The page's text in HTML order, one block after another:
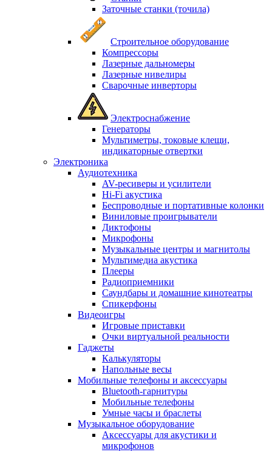
Заточные станки (точила)
Строительное оборудование
Компрессоры
Лазерные дальномеры
Лазерные нивелиры
Сварочные инверторы
Электроснабжение
Генераторы
Мультиметры, токовые клещи,
индикаторные отвертки
Электроника
Аудиотехника
AV-ресиверы и усилители
Hi-Fi акустика
Беспроводные и портативные колонки
Виниловые проигрыватели
Диктофоны
Микрофоны
Музыкальные центры и магнитолы
Мультимедиа акустика
Плееры
Радиоприемники
Саундбары и домашние кинотеатры
Спикерфоны
Видеоигры
Игровые приставки
Очки виртуальной реальности
Гаджеты
Калькуляторы
Напольные весы
Мобильные телефоны и аксессуары
Bluetooth-гарнитуры
Мобильные телефоны
Умные часы и браслеты
Музыкальное оборудование
Аксессуары для акустики и
микрофонов